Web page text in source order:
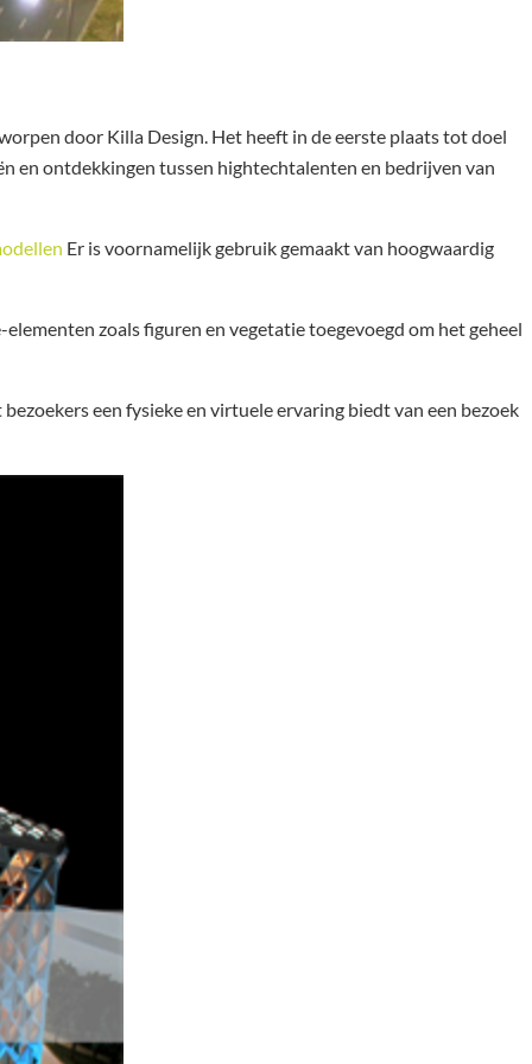
door Killa Design. Het heeft in de eerste plaats tot doel
en ontdekkingen tussen hightechtalenten en bedrijven van
Er is voornamelijk gebruik gemaakt van hoogwaardig
zoals figuren en vegetatie toegevoegd om het geheel
een fysieke en virtuele ervaring biedt van een bezoek